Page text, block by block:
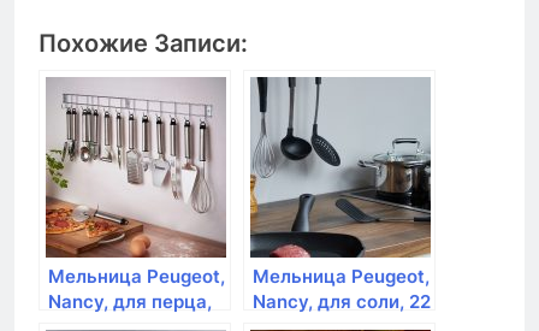
Похожие Записи:
Мельница Peugeot,
Nancy, для перца,
12 см, акрил
Мельница Peugeot,
Nancy, для соли, 22
см, акрил